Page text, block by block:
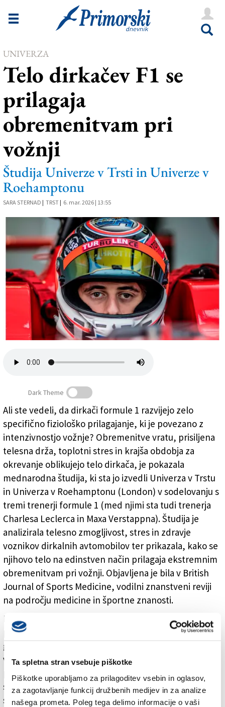
Ta spletna stran vsebuje piškotke
Piškotke uporabljamo za prilagoditev vsebin in oglasov,
za zagotavljanje funkcij družbenih medijev in za analize
našega prometa. Poleg tega delimo informacije o vaši
Novice
Goriška
Kultura
Šport
Še
Vreme
V Kioskih
Uredništvo
Oglasi
Založnik
Zadruga PD
Naročnine
UNIVERZA
Telo dirkačev F1 se
prilagaja
obremenitvam pri
vožnji
Študija Univerze v Trsti in Univerze v
Roehamptonu
SARA STERNAD | TRST | 6. mar. 2026 | 13:55
Telo dirkačev F1 se prilagaja obremenitvam pri vožnji, je
pokazala mednarodna študija, ki sta jo izvedli Univerza
v Trstu in Univerza v Roehamptonu
Dark Theme
Ali ste vedeli, da dirkači formule 1 razvijejo zelo
specifično fiziološko prilagajanje, ki je povezano z
intenzivnostjo vožnje? Obremenitve vratu, prisiljena
telesna drža, toplotni stres in krajša obdobja za
okrevanje oblikujejo telo dirkača, je pokazala
mednarodna študija, ki sta jo izvedli Univerza v Trstu
in Univerza v Roehamptonu (London) v sodelovanju s
tremi trenerji formule 1 (med njimi sta tudi trenerja
Charlesa Leclerca in Maxa Verstappna). Študija je
analizirala telesno zmogljivost, stres in zdravje
voznikov dirkalnih avtomobilov ter prikazala, kako se
njihovo telo na edinstven način prilagaja ekstremnim
obremenitvam pri vožnji. Objavljena je bila v British
Journal of Sports Medicine, vodilni znanstveni reviji
na področju medicine in športne znanosti.
Dirkači razvijejo posebno moč v vratu, ki je bistvena za
preprečevanje visokih večsmernih sil, ki delujejo na
glavo pri zavojih in pospeških, pa tudi za natančnost
vožnje in reakcijski čas. Sposobni so prenašanja
ponavljajočih se in asimetričnih obremenitev na
spodnjih okončinah med zaviranjem ter obvladovanja
srčnega utripa. Med medcelinskimi potovanji in